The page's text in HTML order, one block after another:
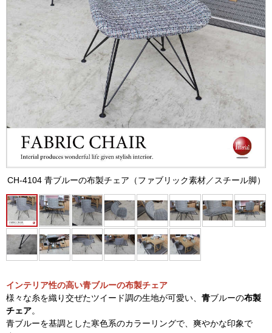
CH-4104 青ブルーの布製チェア（ファブリック素材／スチール脚）
インテリア性の高い青ブルーの布製チェア
様々な糸を織り交ぜたツイード調の生地が可愛い、 青ブルーの布製
チェア。
青ブルーを基調とした寒色系のカラーリングで、爽やかな印象で